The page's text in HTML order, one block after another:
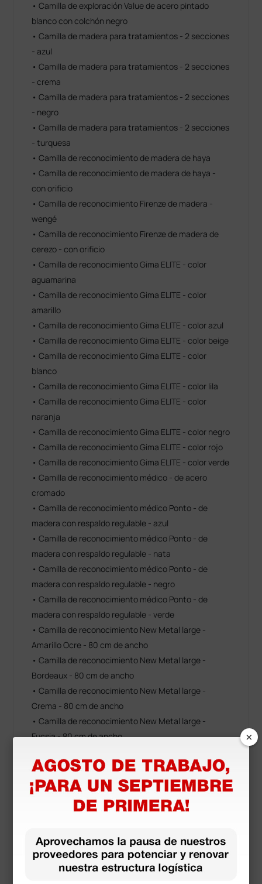
• Camilla de exploración Value de acero pintado
blanco con colchón negro
• Camilla de madera para tratamientos - 2 secciones
- azul
• Camilla de madera para tratamientos - 2 secciones
- crema
• Camilla de madera para tratamientos - 2 secciones
- negro
• Camilla de madera para tratamientos - 2 secciones
- turquesa
• Camilla de reconocimiento de madera de haya
• Camilla de reconocimiento de madera de haya -
con orificio
• Camilla de reconocimiento Firenze de madera -
wengé
• Camilla de reconocimiento Firenze de madera de
cerezo - con orificio
• Camilla de reconocimiento Gima ELITE - color
aguamarina
• Camilla de reconocimiento Gima ELITE - color
amarillo
• Camilla de reconocimiento Gima ELITE - color azul
• Camilla de reconocimiento Gima ELITE - color beige
• Camilla de reconocimiento Gima ELITE - color
blanco
• Camilla de reconocimiento Gima ELITE - color lila
• Camilla de reconocimiento Gima ELITE - color
naranja
• Camilla de reconocimiento Gima ELITE - color negro
• Camilla de reconocimiento Gima ELITE - color rojo
• Camilla de reconocimiento Gima ELITE - color verde
• Camilla de reconocimiento médico - de acero
cromado
• Camilla de reconocimiento médico Ponto - de
madera con respaldo regulable - azul
• Camilla de reconocimiento médico Ponto - de
madera con respaldo regulable - nata
• Camilla de reconocimiento médico Ponto - de
madera con respaldo regulable - negro
• Camilla de reconocimiento médico Ponto - de
madera con respaldo regulable - verde
• Camilla de reconocimiento New Metal large -
Amarillo Ocre - 80 cm de ancho
• Camilla de reconocimiento New Metal large -
Bordeaux - 80 cm de ancho
• Camilla de reconocimiento New Metal large -
Crema - 80 cm de ancho
• Camilla de reconocimiento New Metal large -
Fucsia - 80 cm de ancho
Oscuro - 80 cm de ancho
• Camilla de reconocimiento New Metal large -
Naranja - 80 cm de ancho
• Camilla de reconocimiento New Metal large - Rojo -
• Camilla ginecológica con estriberas - Modelo de 3
cuerpos color azul
• Camilla ginecológica con estriberas - Modelo
×